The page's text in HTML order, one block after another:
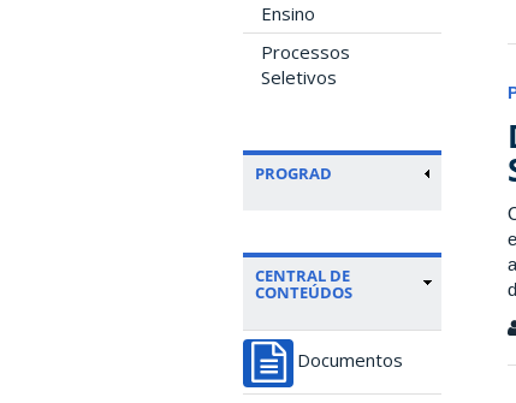
Ensino
Processos
Seletivos
PROGRAD
CENTRAL DE
CONTEÚDOS
Documentos